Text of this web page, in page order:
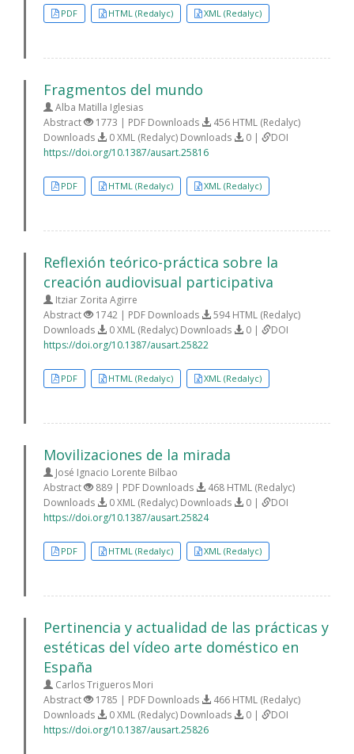
PDF HTML (Redalyc) XML (Redalyc)
Fragmentos del mundo
Alba Matilla Iglesias
Abstract
1773 | PDF Downloads
456 HTML (Redalyc)
Downloads
0 XML (Redalyc) Downloads 0 |
DOI
https://doi.org/10.1387/ausart.25816
PDF HTML (Redalyc) XML (Redalyc)
Reflexión teórico-práctica sobre la
creación audiovisual participativa
Itziar Zorita Agirre
Abstract
1742 | PDF Downloads
594 HTML (Redalyc)
Downloads
0 XML (Redalyc) Downloads 0 |
DOI
https://doi.org/10.1387/ausart.25822
PDF HTML (Redalyc) XML (Redalyc)
Movilizaciones de la mirada
José Ignacio Lorente Bilbao
Abstract
889 | PDF Downloads
468 HTML (Redalyc)
Downloads
0 XML (Redalyc) Downloads 0 |
DOI
https://doi.org/10.1387/ausart.25824
PDF HTML (Redalyc) XML (Redalyc)
Pertinencia y actualidad de las prácticas y
estéticas del vídeo arte doméstico en
España
Carlos Trigueros Mori
Abstract
1785 | PDF Downloads
466 HTML (Redalyc)
Downloads
0 XML (Redalyc) Downloads 0 |
DOI
https://doi.org/10.1387/ausart.25826